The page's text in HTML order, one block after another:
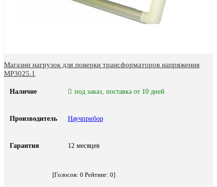
Магазин нагрузок для поверки трансформаторов напряжения
МР3025.1
Наличие под заказ, поставка от 10 дней
Производитель Научприбор
Гарантия 12 месяцев
[Голосов: 0 Рейтинг: 0]